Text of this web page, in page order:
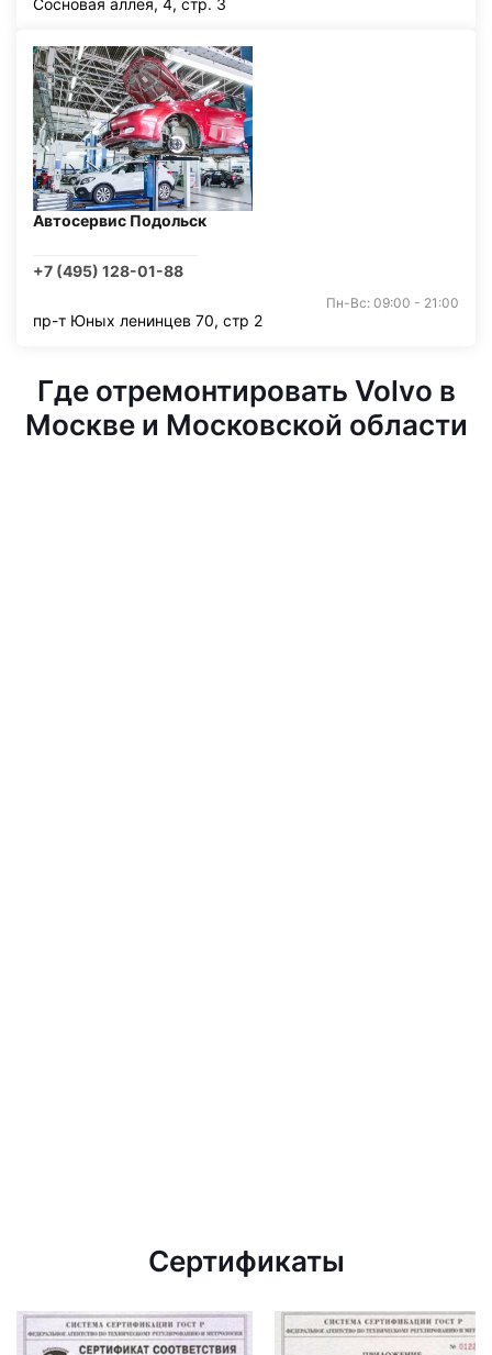
Сосновая аллея, 4, стр. 3
Автосервис Подольск
+7 (495) 128-01-88
Пн-Вс: 09:00 - 21:00
пр-т Юных ленинцев 70, стр 2
Где отремонтировать Volvo в
Москве и Московской области
Сертификаты